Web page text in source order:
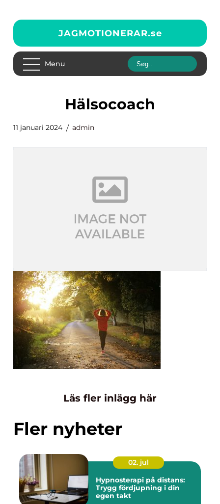
JAGMOTIONERAR.se
Menu
hälsocoach
11 januari 2024 admin
Läs fler inlägg här
Fler nyheter
02. jul
Hypnosterapi på distans:
Trygg fördjupning i din
egen takt